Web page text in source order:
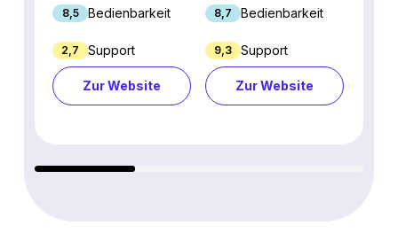
8,5 Bedienbarkeit
2,7 Support
Zur Website
8,7 Bedienbarkeit
9,3 Support
Zur Website